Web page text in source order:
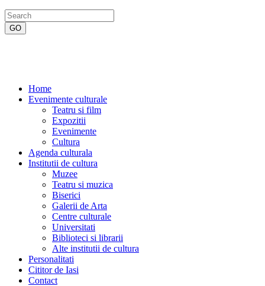
Home
Evenimente culturale
Teatru si film
Expozitii
Evenimente
Cultura
Agenda culturala
Institutii de cultura
Muzee
Teatru si muzica
Biserici
Galerii de Arta
Centre culturale
Universitati
Biblioteci si librarii
Alte institutii de cultura
Personalitati
Cititor de Iasi
Contact